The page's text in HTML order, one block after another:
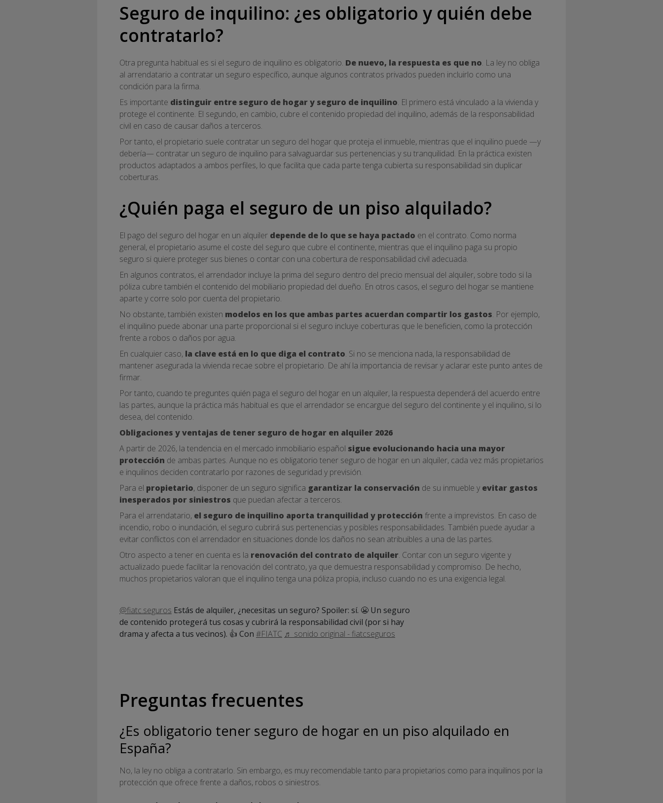
Seguro de inquilino: ¿es obligatorio y quién debe
contratarlo?
Otra pregunta habitual es si el seguro de inquilino es obligatorio. De nuevo, la respuesta es que no. La ley no obliga
al arrendatario a contratar un seguro específico, aunque algunos contratos privados pueden incluirlo como una
condición para la firma.
Es importante distinguir entre seguro de hogar y seguro de inquilino. El primero está vinculado a la vivienda y
protege el continente. El segundo, en cambio, cubre el contenido propiedad del inquilino, además de la responsabilidad
civil en caso de causar daños a terceros.
Por tanto, el propietario suele contratar un seguro del hogar que proteja el inmueble, mientras que el inquilino puede —y
debería— contratar un seguro de inquilino para salvaguardar sus pertenencias y su tranquilidad. En la práctica existen
productos adaptados a ambos perfiles, lo que facilita que cada parte tenga cubierta su responsabilidad sin duplicar
coberturas.
¿Quién paga el seguro de un piso alquilado?
El pago del seguro del hogar en un alquiler depende de lo que se haya pactado en el contrato. Como norma
general, el propietario asume el coste del seguro que cubre el continente, mientras que el inquilino paga su propio
seguro si quiere proteger sus bienes o contar con una cobertura de responsabilidad civil adecuada.
En algunos contratos, el arrendador incluye la prima del seguro dentro del precio mensual del alquiler, sobre todo si la
póliza cubre también el contenido del mobiliario propiedad del dueño. En otros casos, el seguro del hogar se mantiene
aparte y corre solo por cuenta del propietario.
No obstante, también existen modelos en los que ambas partes acuerdan compartir los gastos. Por ejemplo,
el inquilino puede abonar una parte proporcional si el seguro incluye coberturas que le beneficien, como la protección
frente a robos o daños por agua.
En cualquier caso, la clave está en lo que diga el contrato. Si no se menciona nada, la responsabilidad de
mantener asegurada la vivienda recae sobre el propietario. De ahí la importancia de revisar y aclarar este punto antes de
firmar.
Por tanto, cuando te preguntes quién paga el seguro del hogar en un alquiler, la respuesta dependerá del acuerdo entre
las partes, aunque la práctica más habitual es que el arrendador se encargue del seguro del continente y el inquilino, si lo
desea, del contenido.
Obligaciones y ventajas de tener seguro de hogar en alquiler 2026
A partir de 2026, la tendencia en el mercado inmobiliario español sigue evolucionando hacia una mayor
protección de ambas partes. Aunque no es obligatorio tener seguro de hogar en un alquiler, cada vez más propietarios
e inquilinos deciden contratarlo por razones de seguridad y previsión.
Para el propietario, disponer de un seguro significa garantizar la conservación de su inmueble y evitar gastos
inesperados por siniestros que puedan afectar a terceros.
Para el arrendatario, el seguro de inquilino aporta tranquilidad y protección frente a imprevistos. En caso de
incendio, robo o inundación, el seguro cubrirá sus pertenencias y posibles responsabilidades. También puede ayudar a
evitar conflictos con el arrendador en situaciones donde los daños no sean atribuibles a una de las partes.
Otro aspecto a tener en cuenta es la renovación del contrato de alquiler. Contar con un seguro vigente y
actualizado puede facilitar la renovación del contrato, ya que demuestra responsabilidad y compromiso. De hecho,
muchos propietarios valoran que el inquilino tenga una póliza propia, incluso cuando no es una exigencia legal.
@fiatc.seguros Estás de alquiler, ¿necesitas un seguro? Spoiler: sí. 😬 Un seguro
de contenido protegerá tus cosas y cubrirá la responsabilidad civil (por si hay
drama y afecta a tus vecinos). 👍 Con #FIATC ♬ sonido original - fiatcseguros
Preguntas frecuentes
¿Es obligatorio tener seguro de hogar en un piso alquilado en
España?
No, la ley no obliga a contratarlo. Sin embargo, es muy recomendable tanto para propietarios como para inquilinos por la
protección que ofrece frente a daños, robos o siniestros.